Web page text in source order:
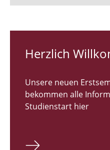
RUNDGANG 26
Bachelor Architektur
Master Architektur
Herzlich
Unsere neuen
bekommen alle
Studienstart hier